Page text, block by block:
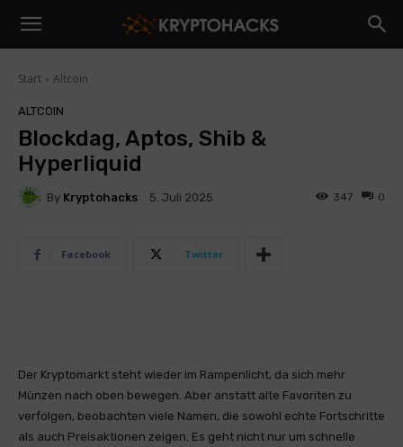
Start Altcoin
ALTCOIN
Blockdag, Aptos, Shib &
Hyperliquid
By Kryptohacks 5. Juli 2025 0
347
Facebook Twitter
Der Kryptomarkt steht wieder im Rampenlicht, da sich mehr
Münzen nach oben bewegen. Aber anstatt alte Favoriten zu
verfolgen, beobachten viele Namen, die sowohl echte Fortschritte
als auch Preisaktionen zeigen. Es geht nicht nur um schnelle